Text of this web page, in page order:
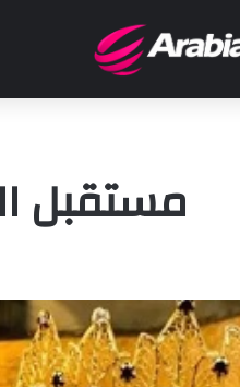
مستقبل